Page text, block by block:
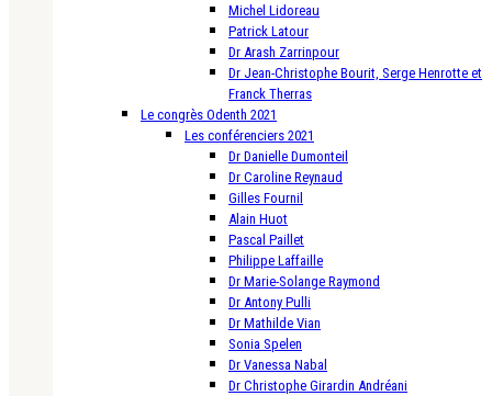
Michel Lidoreau
Patrick Latour
Dr Arash Zarrinpour
Dr Jean-Christophe Bourit, Serge Henrotte et
Franck Therras
Le congrès Odenth 2021
Les conférenciers 2021
Dr Danielle Dumonteil
Dr Caroline Reynaud
Gilles Fournil
Alain Huot
Pascal Paillet
Philippe Laffaille
Dr Marie-Solange Raymond
Dr Antony Pulli
Dr Mathilde Vian
Sonia Spelen
Dr Vanessa Nabal
Dr Christophe Girardin Andréani